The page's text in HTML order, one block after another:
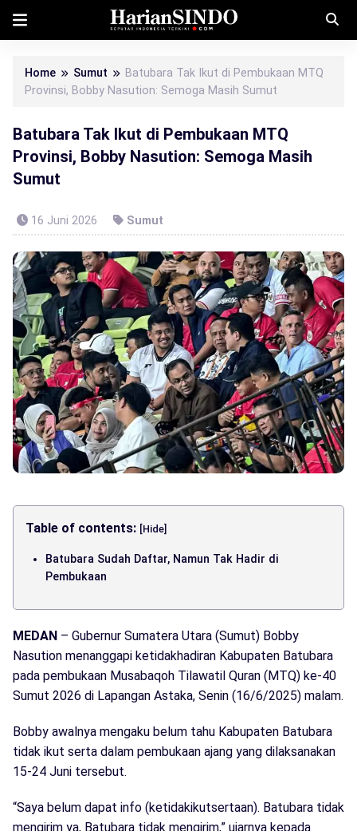
Home Sumut
Batubara Tak Ikut di Pembukaan MTQ
Provinsi, Bobby Nasution: Semoga Masih Sumut
Batubara Tak Ikut di Pembukaan MTQ
Provinsi, Bobby Nasution: Semoga Masih
Sumut
16 Juni 2026 Sumut
Table of contents: [Hide]
Batubara Sudah Daftar, Namun Tak Hadir di
Pembukaan
MEDAN – Gubernur Sumatera Utara (Sumut) Bobby
Nasution menanggapi ketidakhadiran Kabupaten Batubara
pada pembukaan Musabaqoh Tilawatil Quran (MTQ) ke-40
Sumut 2026 di Lapangan Astaka, Senin (16/6/2025) malam.
Bobby awalnya mengaku belum tahu Kabupaten Batubara
tidak ikut serta dalam pembukaan ajang yang dilaksanakan
15-24 Juni tersebut.
“Saya belum dapat info (ketidakikutsertaan). Batubara tidak
mengirim ya, Batubara tidak mengirim,” ujarnya kepada